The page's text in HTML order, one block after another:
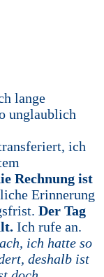
lange
unglaublich
ich
Rechnung ist
Erinnerung
Der Tag
Ich rufe an.
ich hatte so
deshalb ist